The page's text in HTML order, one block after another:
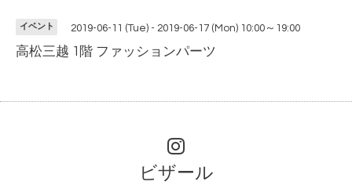
イベント 2019-06-11 (Tue) - 2019-06-17 (Mon) 10:00～19:00
高松三越 1階 ファッションパーツ
ビザール